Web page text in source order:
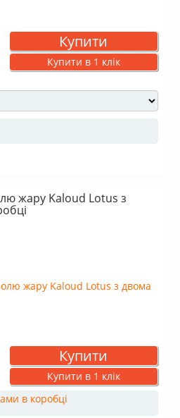
Купити
Купити в 1 клік
жару Kaloud Lotus з
Купити
Купити в 1 клік